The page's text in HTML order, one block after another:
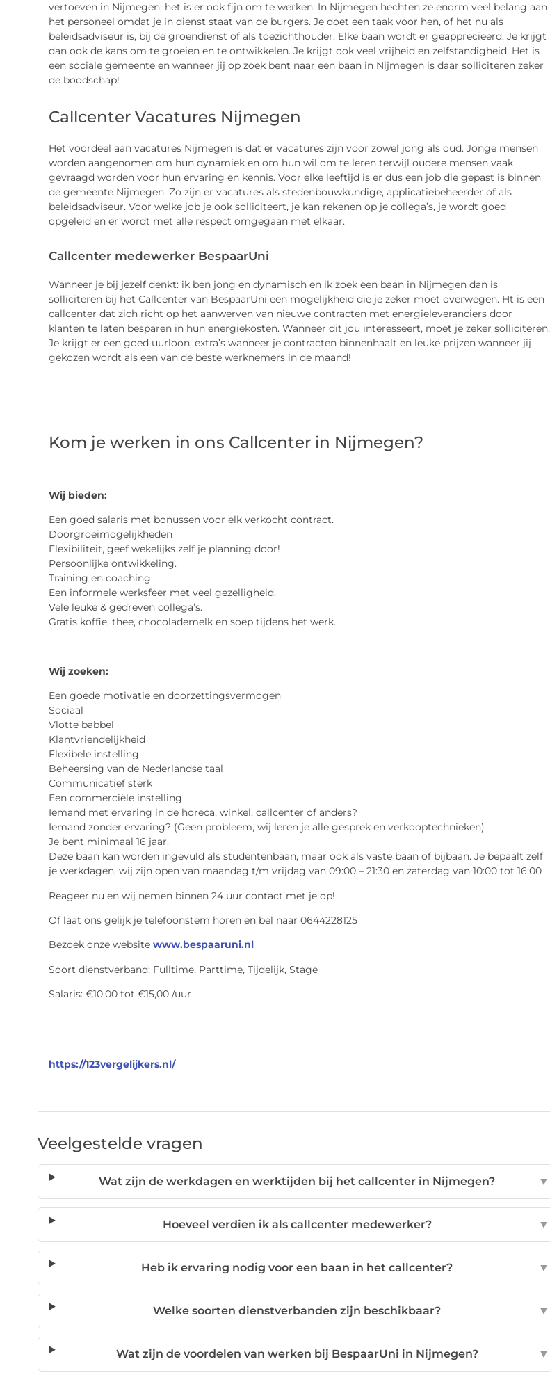
vertoeven in Nijmegen, het is er ook fijn om te werken. In Nijmegen hechten ze enorm veel belang aan
het personeel omdat je in dienst staat van de burgers. Je doet een taak voor hen, of het nu als
beleidsadviseur is, bij de groendienst of als toezichthouder. Elke baan wordt er geapprecieerd. Je krijgt
dan ook de kans om te groeien en te ontwikkelen. Je krijgt ook veel vrijheid en zelfstandigheid. Het is
een sociale gemeente en wanneer jij op zoek bent naar een baan in Nijmegen is daar solliciteren zeker
de boodschap!
Callcenter Vacatures Nijmegen
Het voordeel aan vacatures Nijmegen is dat er vacatures zijn voor zowel jong als oud. Jonge mensen
worden aangenomen om hun dynamiek en om hun wil om te leren terwijl oudere mensen vaak
gevraagd worden voor hun ervaring en kennis. Voor elke leeftijd is er dus een job die gepast is binnen
de gemeente Nijmegen. Zo zijn er vacatures als stedenbouwkundige, applicatiebeheerder of als
beleidsadviseur. Voor welke job je ook solliciteert, je kan rekenen op je collega’s, je wordt goed
opgeleid en er wordt met alle respect omgegaan met elkaar.
Callcenter medewerker BespaarUni
Wanneer je bij jezelf denkt: ik ben jong en dynamisch en ik zoek een baan in Nijmegen dan is
solliciteren bij het Callcenter van BespaarUni een mogelijkheid die je zeker moet overwegen. Ht is een
callcenter dat zich richt op het aanwerven van nieuwe contracten met energieleveranciers door
klanten te laten besparen in hun energiekosten. Wanneer dit jou interesseert, moet je zeker solliciteren.
Je krijgt er een goed uurloon, extra’s wanneer je contracten binnenhaalt en leuke prijzen wanneer jij
gekozen wordt als een van de beste werknemers in de maand!
Kom je werken in ons Callcenter in Nijmegen?
Wij bieden:
Een goed salaris met bonussen voor elk verkocht contract.
Doorgroeimogelijkheden
Flexibiliteit, geef wekelijks zelf je planning door!
Persoonlijke ontwikkeling.
Training en coaching.
Een informele werksfeer met veel gezelligheid.
Vele leuke & gedreven collega’s.
Gratis koffie, thee, chocolademelk en soep tijdens het werk.
Wij zoeken:
Een goede motivatie en doorzettingsvermogen
Sociaal
Vlotte babbel
Klantvriendelijkheid
Flexibele instelling
Beheersing van de Nederlandse taal
Communicatief sterk
Een commerciële instelling
Iemand met ervaring in de horeca, winkel, callcenter of anders?
Iemand zonder ervaring? (Geen probleem, wij leren je alle gesprek en verkooptechnieken)
Je bent minimaal 16 jaar.
Deze baan kan worden ingevuld als studentenbaan, maar ook als vaste baan of bijbaan. Je bepaalt zelf
je werkdagen, wij zijn open van maandag t/m vrijdag van 09:00 – 21:30 en zaterdag van 10:00 tot 16:00
Reageer nu en wij nemen binnen 24 uur contact met je op!
Of laat ons gelijk je telefoonstem horen en bel naar 0644228125
Bezoek onze website www.bespaaruni.nl
Soort dienstverband: Fulltime, Parttime, Tijdelijk, Stage
Salaris: €10,00 tot €15,00 /uur
https://123vergelijkers.nl/
Veelgestelde vragen
Wat zijn de werkdagen en werktijden bij het callcenter in Nijmegen? ▼
Hoeveel verdien ik als callcenter medewerker? ▼
Heb ik ervaring nodig voor een baan in het callcenter? ▼
Welke soorten dienstverbanden zijn beschikbaar? ▼
Wat zijn de voordelen van werken bij BespaarUni in Nijmegen? ▼